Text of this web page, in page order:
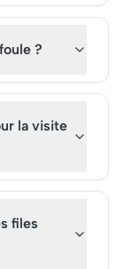
?
la visite
files